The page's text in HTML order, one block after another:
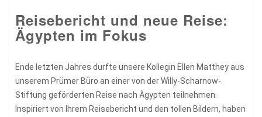
Reisebericht und neue Reise:
Ägypten im Fokus
Ende letzten Jahres durfte unsere Kollegin Ellen Matthey aus
unserem Prümer Büro an einer von der Willy-Scharnow-
Stiftung geförderten Reise nach Ägypten teilnehmen.
Inspiriert von Ihrem Reisebericht und den tollen Bildern, haben